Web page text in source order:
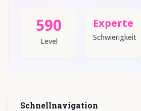
590
Level
Experte
Schwierigkeit
Schnellnavigation